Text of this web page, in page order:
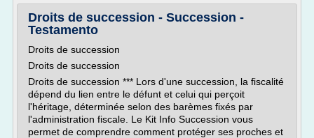
Droits de succession - Succession -
Testamento
Droits de succession
Droits de succession
Droits de succession *** Lors d'une succession, la fiscalité
dépend du lien entre le défunt et celui qui perçoit
l'héritage, déterminée selon des barèmes fixés par
l'administration fiscale. Le Kit Info Succession vous
permet de comprendre comment protéger ses proches et